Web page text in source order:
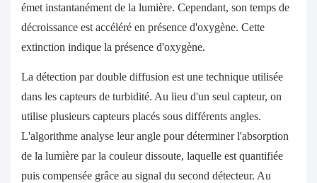
émet instantanément de la lumière. Cependant, son temps de
décroissance est accéléré en présence d'oxygène. Cette
extinction indique la présence d'oxygène.
La détection par double diffusion est une technique utilisée
dans les capteurs de turbidité. Au lieu d'un seul capteur, on
utilise plusieurs capteurs placés sous différents angles.
L'algorithme analyse leur angle pour déterminer l'absorption
de la lumière par la couleur dissoute, laquelle est quantifiée
puis compensée grâce au signal du second détecteur. Au